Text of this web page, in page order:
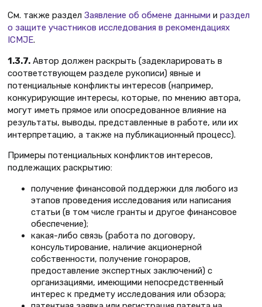
См. также раздел Заявление об обмене данными и раздел
о защите участников исследования в рекомендациях
ICMJE.
1.3.7. Автор должен раскрыть (задекларировать в
соответствующем разделе рукописи) явные и
потенциальные конфликты интересов (например,
конкурирующие интересы, которые, по мнению автора,
могут иметь прямое или опосредованное влияние на
результаты, выводы, представленные в работе, или их
интерпретацию, а также на публикационный процесс).
Примеры потенциальных конфликтов интересов,
подлежащих раскрытию:
получение финансовой поддержки для любого из
этапов проведения исследования или написания
статьи (в том числе гранты и другое финансовое
обеспечение);
какая-либо связь (работа по договору,
консультирование, наличие акционерной
собственности, получение гонораров,
предоставление экспертных заключений) с
организациями, имеющими непосредственный
интерес к предмету исследования или обзора;